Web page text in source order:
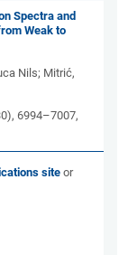
Spectra and
Weak to
Nils; Mitrić,
6994–7007,
siteor